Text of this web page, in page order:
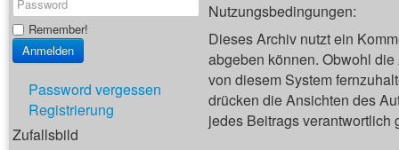
Remember!
Password vergessen
Registrierung
Zufallsbild
Nutzungsbedingungen:
Dieses Archiv nutzt ein
abgeben können. Obwohl
von diesem System
drücken die Ansichten des
jedes Beitrags verantwortlich